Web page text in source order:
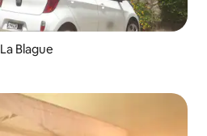
Blague